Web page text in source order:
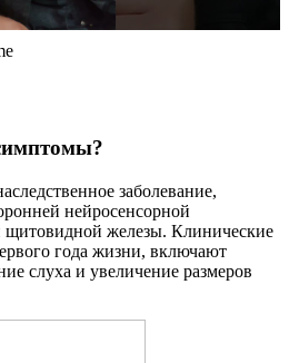
заболевание,
нейросенсорной
щитовидной железы. Клинические
года жизни, включают
слуха и увеличение размеров